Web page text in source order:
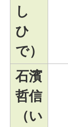
し
ひ
で）
石濱
哲信
（い